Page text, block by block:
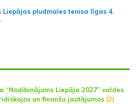
Liepājas pludmales tenisa līgas 4.
“Nodibinājums Liepāja 2027” valdes
un finanšu jautājumos (2)